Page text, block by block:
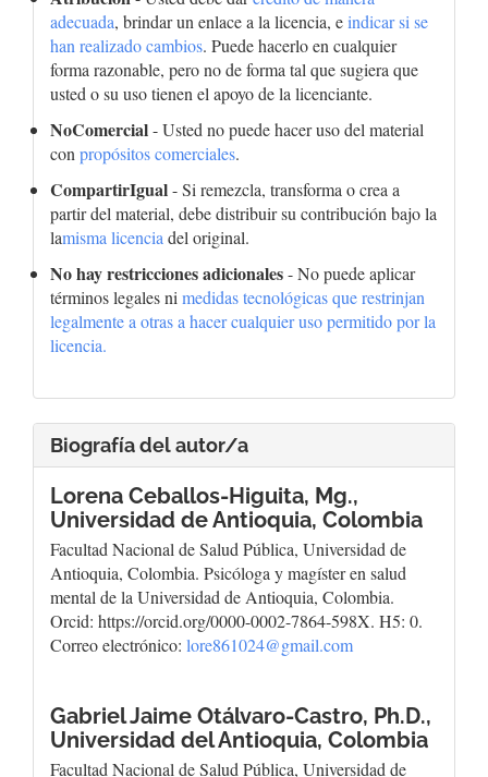
adecuada, brindar un enlace a la licencia, eindicar si se
han realizado cambios. Puede hacerlo en cualquier
forma razonable, pero no de forma tal que sugiera que
usted o su uso tienen el apoyo de la licenciante.
NoComercial- Usted no puede hacer uso del material
con propósitos comerciales.
CompartirIgual- Si remezcla, transforma o crea a
partir del material, debe distribuir su contribución bajo la
lamisma licencia del original.
No hay restricciones adicionales- No puede aplicar
términos legales ni medidas tecnológicas que restrinjan
legalmente a otras a hacer cualquier uso permitido por la
licencia.
Biografía del autor/a
Lorena Ceballos-Higuita, Mg.,
Universidad de Antioquia, Colombia
Facultad Nacional de Salud Pública, Universidad de
Antioquia, Colombia. Psicóloga y magíster en salud
mental de la Universidad de Antioquia, Colombia.
Orcid: https://orcid.org/0000-0002-7864-598X. H5: 0.
Correo electrónico: lore861024@gmail.com
Gabriel Jaime Otálvaro-Castro, Ph.D.,
Universidad del Antioquia, Colombia
Facultad Nacional de Salud Pública, Universidad de